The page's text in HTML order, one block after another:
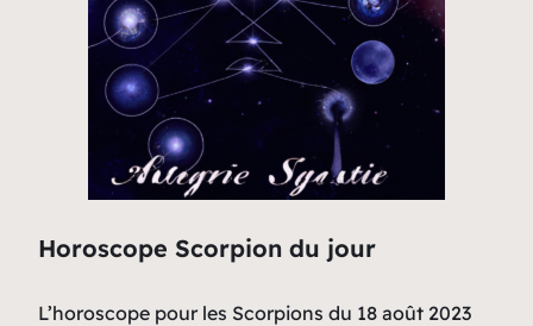
Horoscope Scorpion du jour
L’horoscope pour les Scorpions du 18 août 2023